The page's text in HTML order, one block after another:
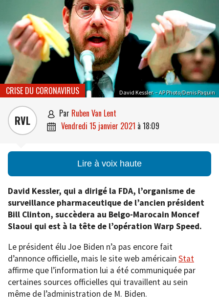
David Kessler. – AP Photo/Denis Paquin
CRISE DU CORONAVIRUS
RVL  par Ruben Van Lent
 vendredi 15 janvier 2021 à 18:09
Lire à voix haute
David Kessler, qui a dirigé la FDA, l’organisme de
surveillance pharmaceutique de l’ancien président
Bill Clinton, succèdera au Belgo-Marocain Moncef
Slaoui qui est à la tête de l’opération Warp Speed.
Le président élu Joe Biden n’a pas encore fait
d’annonce officielle, mais le site web américain Stat
affirme que l’information lui a été communiquée par
certaines sources officielles qui travaillent au sein
même de l’administration de M. Biden.